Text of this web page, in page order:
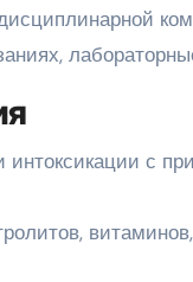
с
витаминов,